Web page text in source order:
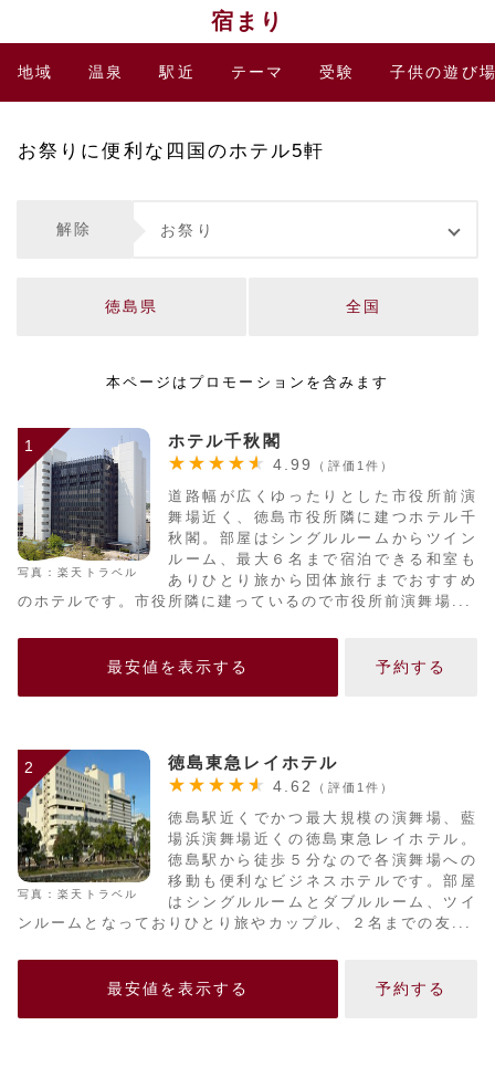
宿まり
地域 温泉 駅近 テーマ 受験 子供の遊び
お祭りに便利な四国のホテル5軒
解除 お祭り
全国
徳島県
本ページはプロモーションを含みます
1
写真：楽天トラベル
ホテル千秋閣
4.99 （評価1件）
道路幅が広くゆったりとした市役所前演
舞場近く、徳島市役所隣に建つホテル千
秋閣。部屋はシングルルームからツイン
ルーム、最大６名まで宿泊できる和室も
ありひとり旅から団体旅行までおすすめ
のホテルです。市役所隣に建っているので市役所前演舞場...
最安値を表示する 予約する
2
写真：楽天トラベル
徳島東急レイホテル
4.62 （評価1件）
徳島駅近くでかつ最大規模の演舞場、藍
場浜演舞場近くの徳島東急レイホテル。
徳島駅から徒歩５分なので各演舞場への
移動も便利なビジネスホテルです。部屋
はシングルルームとダブルルーム、ツイ
ンルームとなっておりひとり旅やカップル、２名までの友...
最安値を表示する 予約する